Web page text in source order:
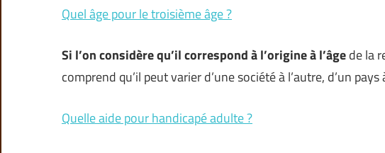
Quel âge pour le troisième âge ?
Si l’on considère qu’il correspond à l’origine à l’âgede la
comprend qu’il peut varier d’une société à l’autre, d’un pays
Quelle aide pour handicapé adulte ?